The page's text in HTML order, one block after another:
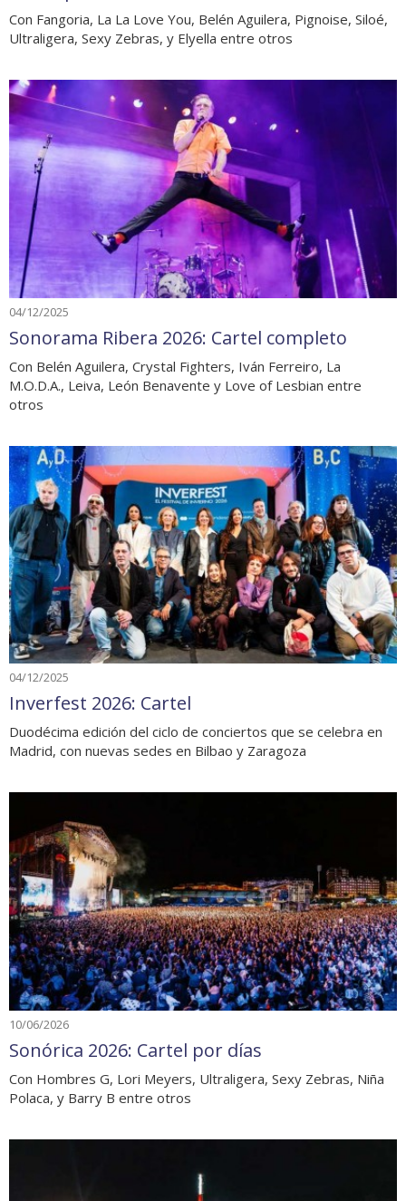
Con Fangoria, La La Love You, Belén Aguilera, Pignoise, Siloé,
Ultraligera, Sexy Zebras, y Elyella entre otros
04/12/2025
Sonorama Ribera 2026: Cartel completo
Con Belén Aguilera, Crystal Fighters, Iván Ferreiro, La
M.O.D.A., Leiva, León Benavente y Love of Lesbian entre
otros
04/12/2025
Inverfest 2026: Cartel
Duodécima edición del ciclo de conciertos que se celebra en
Madrid, con nuevas sedes en Bilbao y Zaragoza
10/06/2026
Sonórica 2026: Cartel por días
Con Hombres G, Lori Meyers, Ultraligera, Sexy Zebras, Niña
Polaca, y Barry B entre otros